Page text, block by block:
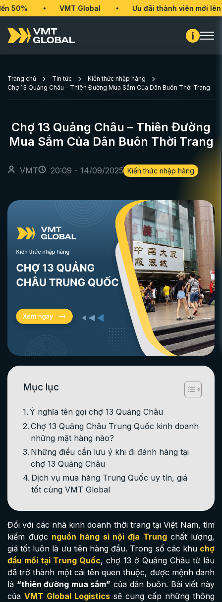
VMT Global Ưu đãi thành viên mới lên đến
Trang chủ Tin tức
Kiến thức nhập hàng
Chợ 13 Quảng Châu – Thiên Đường Mua Sắm Của Dân Buôn Thời Trang
Chợ 13 Quảng Châu – Thiên Đường
Mua Sắm Của Dân Buôn Thời Trang
VMT 20:09 - 14/09/2025 Kiến thức nhập hàng
Mục lục
Ý nghĩa tên gọi chợ 13 Quảng Châu
Chợ 13 Quảng Châu Trung Quốc kinh doanh
những mặt hàng nào?
Những điều cần lưu ý khi đi đánh hàng tại
chợ 13 Quảng Châu
Dịch vụ mua hàng Trung Quốc uy tín, giá
tốt cùng VMT Global
Đối với các nhà kinh doanh thời trang tại Việt Nam, tìm
kiếm được nguồn hàng sỉ nội địa Trungchất lượng,
giá tốt luôn là ưu tiên hàng đầu. Trong số các khu chợ
đầu mối tại Trung Quốc, chợ 13 ở Quảng Châu từ lâu
đã trở thành một cái tên quen thuộc, được mệnh danh
là “thiên đường mua sắm” của dân buôn. Bài viết này
của VMT Global Logistics sẽ cung cấp những thông